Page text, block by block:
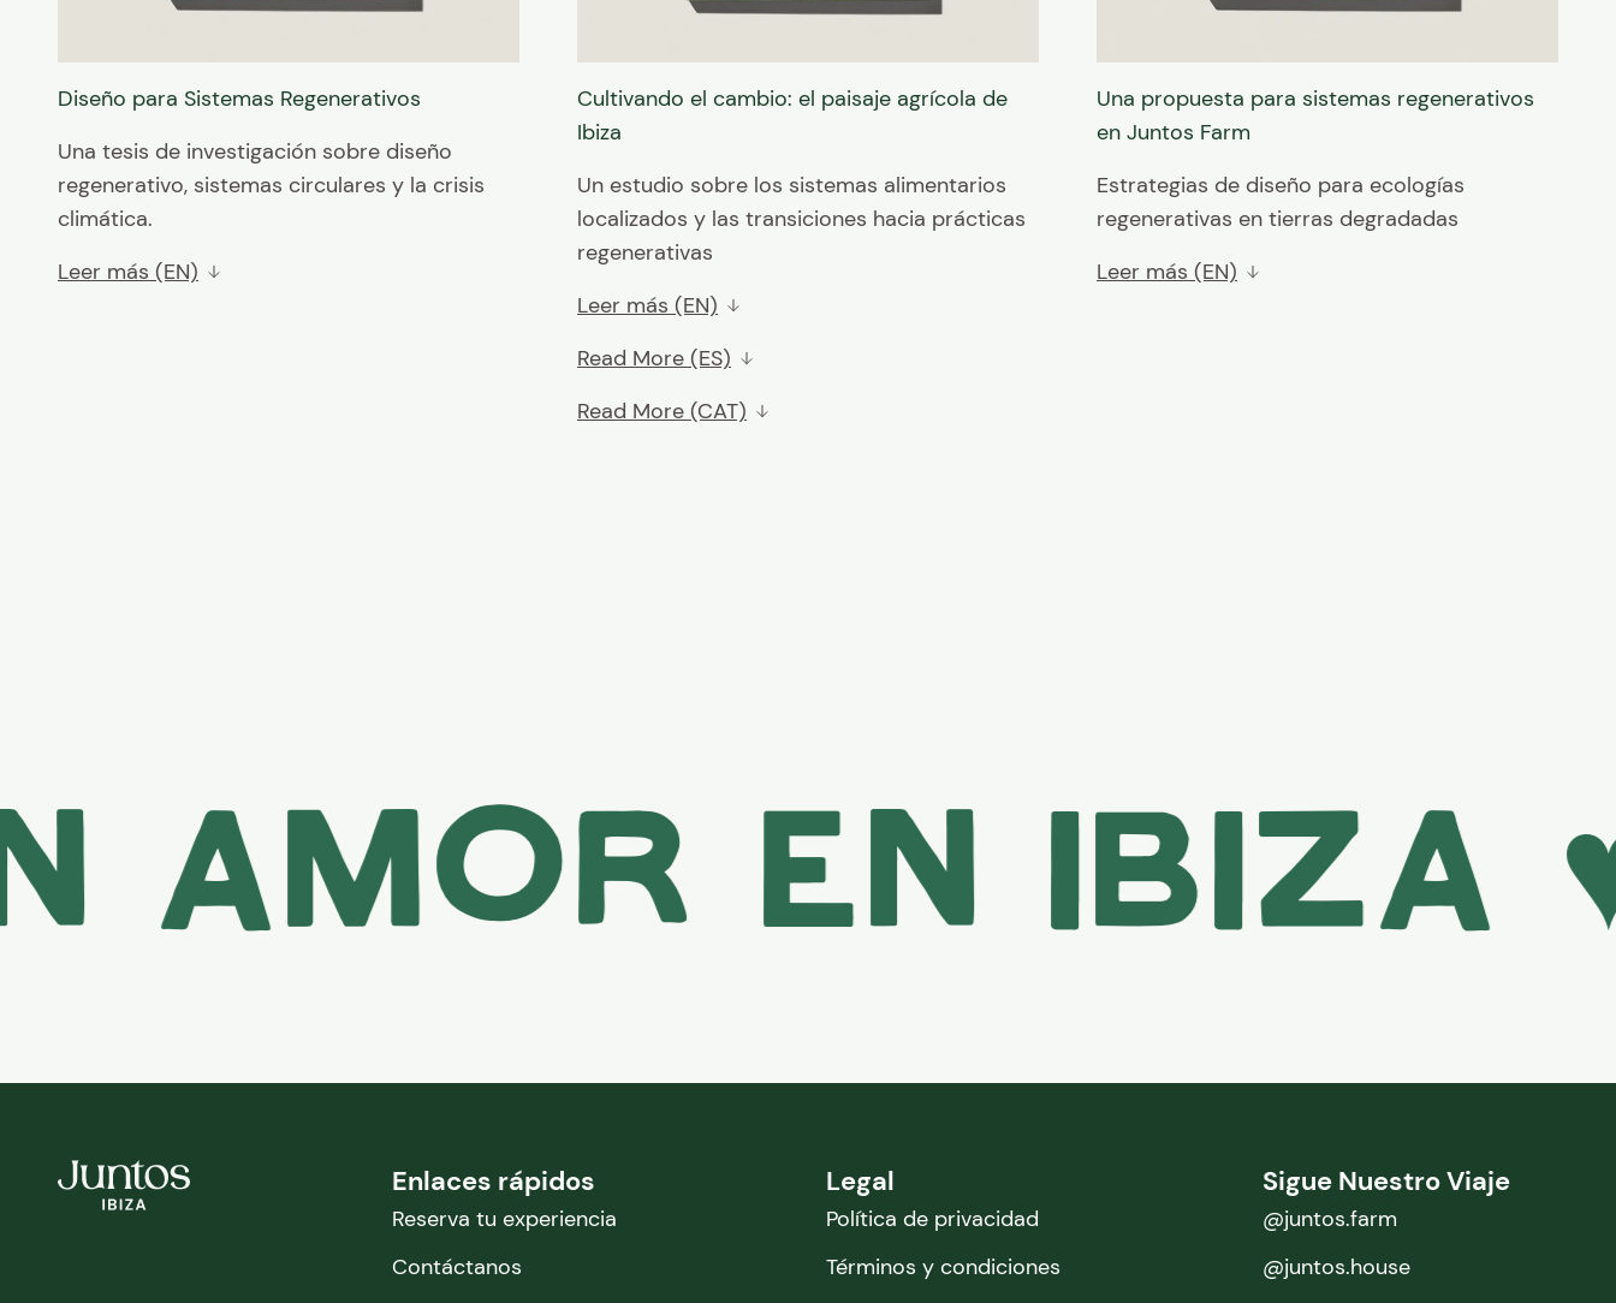
Diseño para Sistemas Regenerativos
Una tesis de investigación sobre diseño
regenerativo, sistemas circulares y la crisis
climática.
Leer más (EN)
Cultivando el cambio: el paisaje agrícola de
Ibiza
Un estudio sobre los sistemas alimentarios
localizados y las transiciones hacia prácticas
regenerativas
Leer más (EN)
Read More (ES)
Read More (CAT)
Una propuesta para sistemas regenerativos
en Juntos Farm
Estrategias de diseño para ecologías
regenerativas en tierras degradadas
Leer más (EN)
en ibiza ♥
Enlaces rápidos
Reserva tu experiencia
Contáctanos
Legal
Política de privacidad
Términos y condiciones
Sigue Nuestro Viaje
@juntos.farm
@juntos.house